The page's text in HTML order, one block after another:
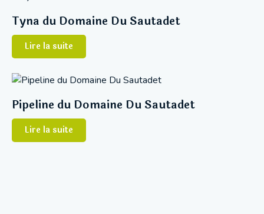
Tyna du Domaine Du Sautadet
Lire la suite
Pipeline du Domaine Du Sautadet
Lire la suite